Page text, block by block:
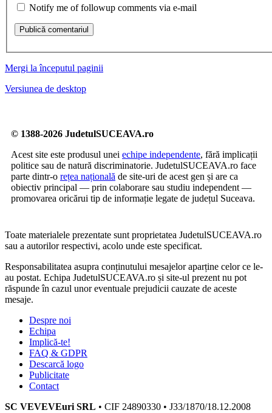
Notify me of followup comments via e-mail
Publică comentariul
Mergi la începutul paginii
Versiunea de desktop
© 1388-2026 JudetulSUCEAVA.ro
Acest site este produsul unei echipe independente, fără implicații
politice sau de natură discriminatorie. JudetulSUCEAVA.ro face
parte dintr-o rețea națională de site-uri de acest gen și are ca
obiectiv principal — prin colaborare sau studiu independent —
promovarea oricărui tip de informație legate de județul Suceava.
Toate materialele prezentate sunt proprietatea JudetulSUCEAVA.ro
sau a autorilor respectivi, acolo unde este specificat.
Responsabilitatea asupra conținutului mesajelor aparține celor ce le-
au postat. Echipa JudetulSUCEAVA.ro și site-ul prezent nu pot
răspunde în cazul unor eventuale prejudicii cauzate de aceste
mesaje.
Despre noi
Echipa
Implică-te!
FAQ & GDPR
Descarcă logo
Publicitate
Contact
SC VEVEVEuri SRL • CIF 24890330 • J33/1870/18.12.2008